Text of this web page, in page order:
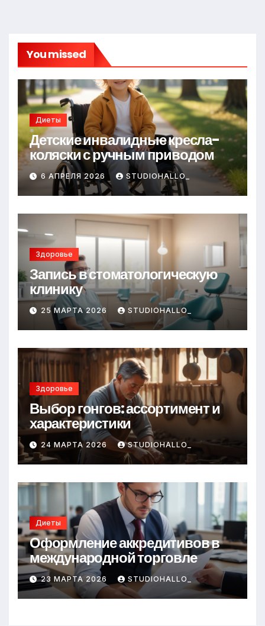
You missed
Диеты
Детские инвалидные кресла-
коляски с ручным приводом
6 АПРЕЛЯ 2026 STUDIOHALLO_
Здоровье
Запись в стоматологическую
клинику
25 МАРТА 2026 STUDIOHALLO_
Здоровье
Выбор гонгов: ассортимент и
характеристики
24 МАРТА 2026 STUDIOHALLO_
Диеты
Оформление аккредитивов в
международной торговле
23 МАРТА 2026 STUDIOHALLO_